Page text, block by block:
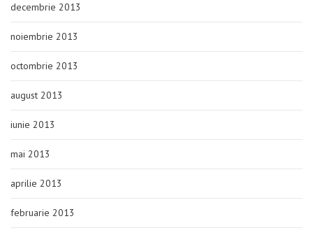
decembrie 2013
noiembrie 2013
octombrie 2013
august 2013
iunie 2013
mai 2013
aprilie 2013
februarie 2013